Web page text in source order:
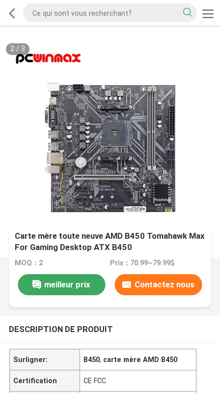
2/ 3
Carte mère toute neuve AMD B450 Tomahawk Max
For Gaming Desktop ATX B450
MOQ：2 Prix：70.99~79.99$
meilleur prix Contactez nous
DESCRIPTION DE PRODUIT
Surligner: B450, carte mère AMD B450
Certification CE FCC